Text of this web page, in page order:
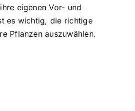
eigenen Vor- und
es wichtig, die richtige
Pflanzen auszuwählen.